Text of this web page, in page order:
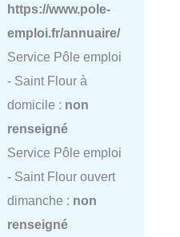
https://www.pole-
emploi.fr/annuaire/
Service Pôle emploi
- Saint Flour à
domicile : non
renseigné
Service Pôle emploi
- Saint Flour ouvert
dimanche : non
renseigné